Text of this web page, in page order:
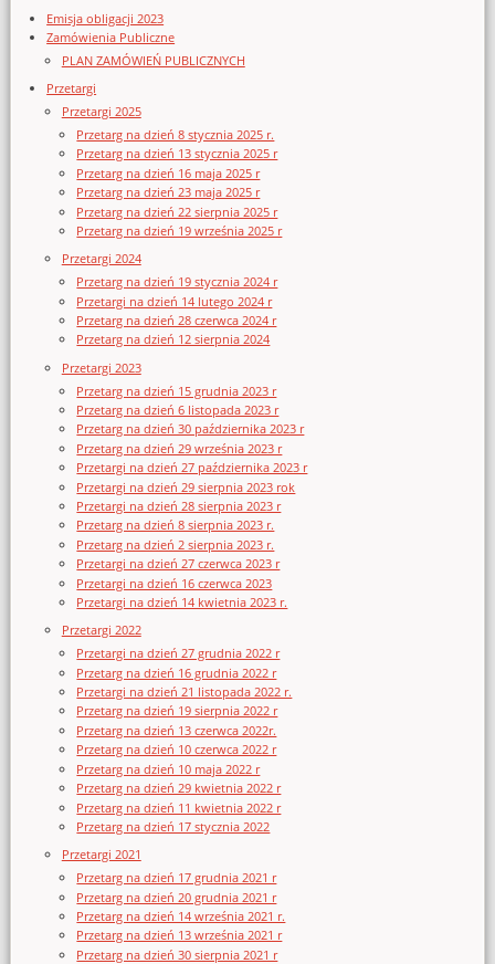
Emisja obligacji 2023
Zamówienia Publiczne
PLAN ZAMÓWIEŃ PUBLICZNYCH
Przetargi
Przetargi 2025
Przetarg na dzień 8 stycznia 2025 r.
Przetarg na dzień 13 stycznia 2025 r
Przetarg na dzień 16 maja 2025 r
Przetarg na dzień 23 maja 2025 r
Przetarg na dzień 22 sierpnia 2025 r
Przetarg na dzień 19 września 2025 r
Przetargi 2024
Przetarg na dzień 19 stycznia 2024 r
Przetargi na dzień 14 lutego 2024 r
Przetarg na dzień 28 czerwca 2024 r
Przetarg na dzień 12 sierpnia 2024
Przetargi 2023
Przetarg na dzień 15 grudnia 2023 r
Przetarg na dzień 6 listopada 2023 r
Przetarg na dzień 30 października 2023 r
Przetarg na dzień 29 września 2023 r
Przetargi na dzień 27 października 2023 r
Przetargi na dzień 29 sierpnia 2023 rok
Przetargi na dzień 28 sierpnia 2023 r
Przetarg na dzień 8 sierpnia 2023 r.
Przetarg na dzień 2 sierpnia 2023 r.
Przetargi na dzień 27 czerwca 2023 r
Przetargi na dzień 16 czerwca 2023
Przetargi na dzień 14 kwietnia 2023 r.
Przetargi 2022
Przetargi na dzień 27 grudnia 2022 r
Przetarg na dzień 16 grudnia 2022 r
Przetargi na dzień 21 listopada 2022 r.
Przetarg na dzień 19 sierpnia 2022 r
Przetarg na dzień 13 czerwca 2022r.
Przetarg na dzień 10 czerwca 2022 r
Przetarg na dzień 10 maja 2022 r
Przetarg na dzień 29 kwietnia 2022 r
Przetarg na dzień 11 kwietnia 2022 r
Przetarg na dzień 17 stycznia 2022
Przetargi 2021
Przetarg na dzień 17 grudnia 2021 r
Przetarg na dzień 20 grudnia 2021 r
Przetarg na dzień 14 września 2021 r.
Przetarg na dzień 13 września 2021 r
Przetarg na dzień 30 sierpnia 2021 r